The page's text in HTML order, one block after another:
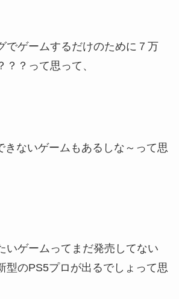
でゲームするだけのために７万
？？って思って、
きないゲームもあるしな～って思
いゲームってまだ発売してない
型のPS5プロが出るでしょって思